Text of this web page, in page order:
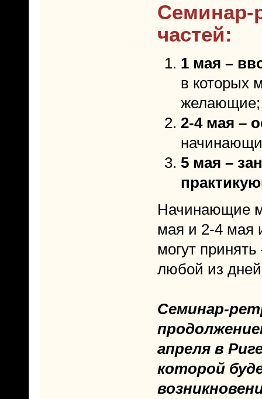
Семинар-
частей:
1 мая –
в которых
желающие;
2-4 мая –
5 мая –
Начинающие
мая и 2-4 мая
могут принять
любой из
Семинар-
апреля в
которой